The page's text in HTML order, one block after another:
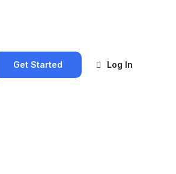
Get Started Log In